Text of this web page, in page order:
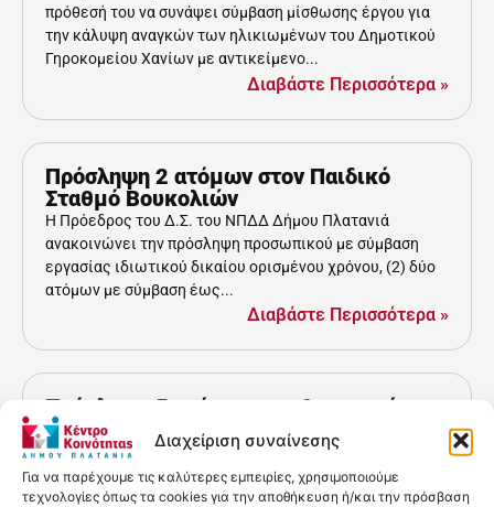
Διαχείριση συναίνεσης
Για να παρέχουμε τις καλύτερες εμπειρίες, χρησιμοποιούμε
τεχνολογίες όπως τα cookies για την αποθήκευση ή/και την πρόσβαση
πρόθεσή του να συνάψει σύμβαση μίσθωσης έργου για
την κάλυψη αναγκών των ηλικιωμένων του Δημοτικού
Γηροκομείου Χανίων με αντικείμενο...
Διαβάστε Περισσότερα »
Πρόσληψη 2 ατόμων στον Παιδικό
Σταθμό Βουκολιών
Η Πρόεδρος του Δ.Σ. του ΝΠΔΔ Δήμου Πλατανιά
ανακοινώνει την πρόσληψη προσωπικού με σύμβαση
εργασίας ιδιωτικού δικαίου ορισμένου χρόνου, (2) δύο
ατόμων με σύμβαση έως...
Διαβάστε Περισσότερα »
Πρόσληψη 5 ατόμων στο Δημοτικό
Γηροκομείο Χανίων
Το Δημοτικό Γηροκομείο Χανίων ανακοίνωσε την
πρόσληψη του ακόλουθου προσωπικού για το χρονικό
διάστημα από την έναρξη της σύμβασής τους έως δύο